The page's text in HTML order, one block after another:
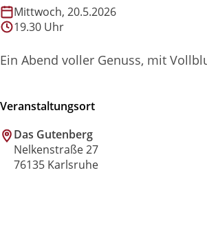
Mittwoch, 20.5.2026
19.30 Uhr
Ein Abend voller Genuss, mit
Veranstaltungsort
Das Gutenberg
Nelkenstraße 27
76135 Karlsruhe